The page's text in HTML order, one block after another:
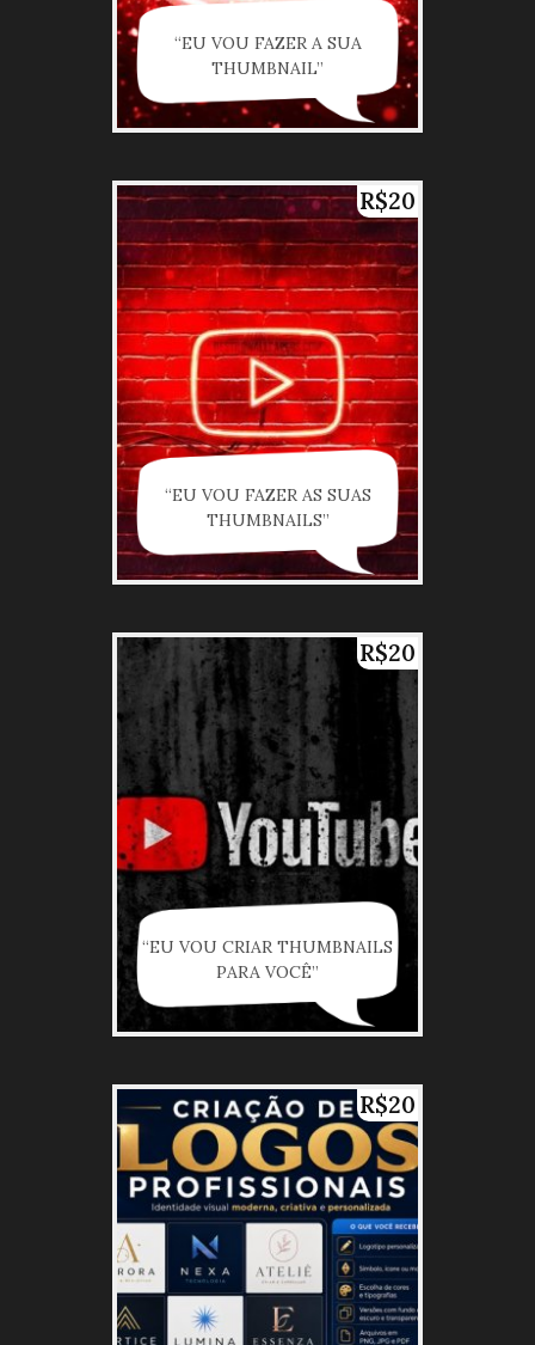
“EU VOU FAZER A SUA
THUMBNAIL”
R$20
“EU VOU FAZER AS SUAS
THUMBNAILS”
R$20
“EU VOU CRIAR THUMBNAILS
PARA VOCÊ”
R$20